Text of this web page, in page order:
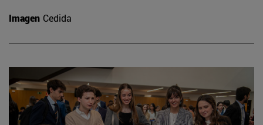
Imagen Cedida